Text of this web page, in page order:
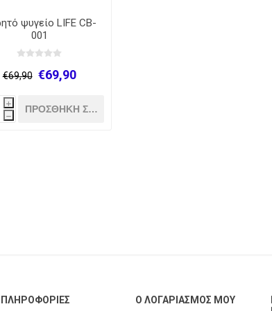
ψυγείο LIFE CB-
001
€69,90 €69,90
i
h
ΠΛΗΡΟΦΟΡΊΕΣ Ο ΛΟΓΑΡΙΑΣΜΌΣ ΜΟΥ